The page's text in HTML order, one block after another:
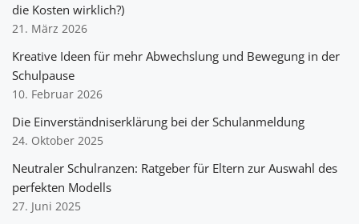
die Kosten wirklich?)
21. März 2026
Kreative Ideen für mehr Abwechslung und Bewegung in der
Schulpause
10. Februar 2026
Die Einverständniserklärung bei der Schulanmeldung
24. Oktober 2025
Neutraler Schulranzen: Ratgeber für Eltern zur Auswahl des
perfekten Modells
27. Juni 2025